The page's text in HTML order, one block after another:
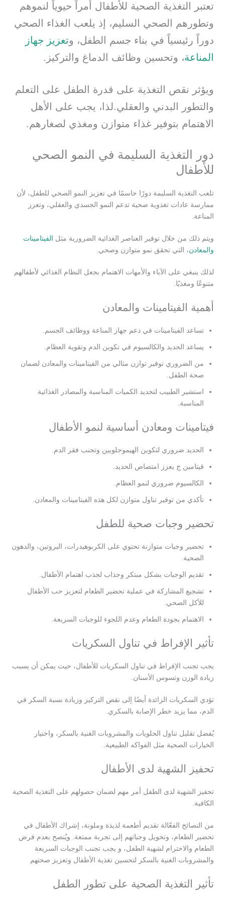
تعتبر التغذية الصحية للأطفال أمراً حيوياً لنموهم
وتطورهم الصحي السليم، إذ يلعب الغذاء الصحي
دوراً رئيسياً في بناء جسم الطفل، وتعزيز جهاز
المناعة، وتحسين وظائف الدماغ والتركيز.
ويؤثر نقص التغذية على قدرة الطفل على التعلم
والتطور البدني والعقلي.لذا، يجب على الأهل
الاهتمام بتوفير غذاء متوازن ومغذي لصغارهم.
دور التغذية السليمة في النمو الصحي
للأطفال
تلعب التغذية السليمة دورًا حاسمًا في تعزيز النمو الصحي للطفل، لأن
ممارسة عادات تغذوية صحية تدعم النمو الجسدي والعقلي، وتعزز
المناعة.
ويتم ذلك من خلال توفير العناصر الغذائية الضرورية مثل الفيتامينات
والمعادن، التي تحقق نمو متوازن وصحي.
لذلك ينبغي على الآباء والأمهات الاهتمام بجعل النظام الغذائي لأطفالهم
متنوعًا ومغذيًا.
أهمية الفيتامينات والمعادن
تساعد الفيتامينات في دعم جهاز المناعة ووظائف الجسم.
يساعد الحديد والكالسيوم في تكوين الدم وتقوية العظام.
من الضروري توفير توازن مثالي من الفيتامينات والمعادن لضمان
صحة الطفل.
استشير الطبيب لتحديد الكميات المناسبة والمصادر الغذائية
المناسبة.
فيتامينات ومعادن أساسية لنمو الأطفال
الحديد ضروري لتكوين الهيموجلوبين وتجنب فقر الدم.
فيتامين ج يعزز امتصاص الحديد.
الكالسيوم ضروري لنمو العظام.
تأكدي من توفير تناول متوازن لكل هذه الفيتامينات والمعادن.
تحضير وجبات صحية للطفل
تحضير وجبات متوازنة تحتوي على الكربوهيدرات، البروتين، والدهون
الصحية.
تقديم الوجبات بشكل مبتكر وجذاب لجذب اهتمام الأطفال.
تشجيع المشاركة في عملية تحضير الطعام لتعزيز حب الأطفال
للأكل الصحي.
الاهتمام بجودة الطعام وعدم اللجوء للوجبات السريعة.
تأثير الإفراط في تناول السكريات
يجب تجنب الإفراط في تناول السكريات للأطفال، حيث يمكن أن يسبب
زيادة الوزن وتسوس الأسنان.
تؤدي السكريات الزائدة أيضًا إلى نقص التركيز وزيادة نسبة السكر في
الدم، مما يزيد خطر الإصابة بالسكري.
يُفضل تقليل تناول الحلويات والمشروبات الغنية بالسكر، واختيار
الخيارات الصحية مثل الفواكه الطبيعية.
تحفيز الشهية لدى الأطفال
تحفيز الشهية لدى الطفل أمر مهم لضمان حصولهم على التغذية الصحية
الكافية.
من النصائح الفعّالة تقديم أطعمة لذيذة وملونة، إشراك الأطفال في
تحضير الطعام، وتحويل وجباتهم إلى تجربة ممتعة. ويُنصح بعدم فرض
الطعام والاحترام لشهية الطفل، و يجب تجنب الوجبات السريعة
والمشروبات الغنية بالسكر لتحسين تغذية الأطفال وتعزيز صحتهم
تأثير التغذية الصحية على تطور الطفل